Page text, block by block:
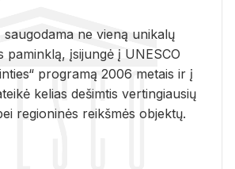
ne vieną unikalų
paminklą, įsijungė į UNESCO
programą 2006 metais ir į
kelias dešimtis vertingiausių
regioninės reikšmės objektų.